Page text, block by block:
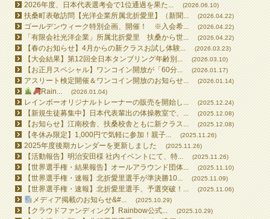
2026年度、日本代表選考会で1位通過を果た... (2026.06.10)
扶桑町表敬訪問【光洋企業所属北折愛里】（新聞... (2026.04.22)
ゴールデンウィーク特別企画、開催！ ※入会希... (2026.04.22)
「有限会社光洋企業」所属北折愛里 扶桑から世... (2026.04.22)
【春のお知らせ】4月からの新クラスお試し体験... (2026.03.23)
【大会結果】第12回全日本タンブリング年齢別... (2026.03.10)
【お正月スペシャル】ワンコイン開放が「60分... (2026.01.17)
アスリート検定開催＆ワンコイン開放のお知らせ... (2026.01.14)
Rain... (2026.01.04)
レインボーオリジナルトレーナーの販売を開始し... (2025.12.24)
【新規生徒募集中】日本代表輩出の体操教室で、... (2025.12.08)
【お知らせ】江南校舎、扶桑校舎ともに新クラス... (2025.12.08)
【冬休み限定】1,000円で気軽に参加！親子... (2025.11.26)
2025年度後期カレンダーを更新しました (2025.11.26)
【活動報告】明治安田様 社内イベントにて、特... (2025.11.26)
【世界選手権・結果報告】オールアラウンド団体... (2025.11.10)
【世界選手権・速報】北折愛里選手が準決勝10... (2025.11.09)
【世界選手権・速報】北折愛里選手、予選突破！... (2025.11.06)
メディア掲載のお知らせ&#... (2025.10.29)
【クラウドファンディング】Rainbow公式... (2025.10.29)